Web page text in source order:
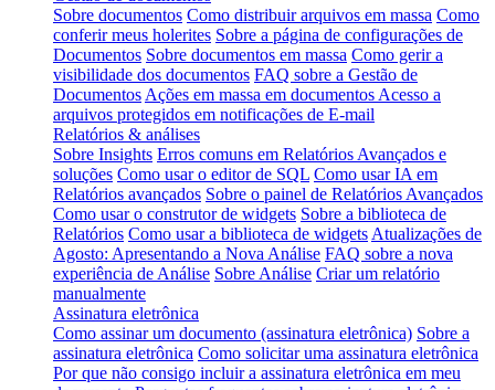
Sobre documentos Como distribuir arquivos em massa Como
conferir meus holerites Sobre a página de configurações de
Documentos Sobre documentos em massa Como gerir a
visibilidade dos documentos FAQ sobre a Gestão de
Documentos Ações em massa em documentos Acesso a
arquivos protegidos em notificações de E-mail
Relatórios & análises
Sobre Insights Erros comuns em Relatórios Avançados e
soluções Como usar o editor de SQL Como usar IA em
Relatórios avançados Sobre o painel de Relatórios Avançados
Como usar o construtor de widgets Sobre a biblioteca de
Relatórios Como usar a biblioteca de widgets Atualizações de
Agosto: Apresentando a Nova Análise FAQ sobre a nova
experiência de Análise Sobre Análise Criar um relatório
manualmente
Assinatura eletrônica
Como assinar um documento (assinatura eletrônica) Sobre a
assinatura eletrônica Como solicitar uma assinatura eletrônica
Por que não consigo incluir a assinatura eletrônica em meu